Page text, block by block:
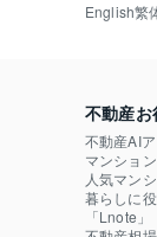
English繁
不動産お
不動産AI
マンショ
人気マン
暮らしに
「Lnote」